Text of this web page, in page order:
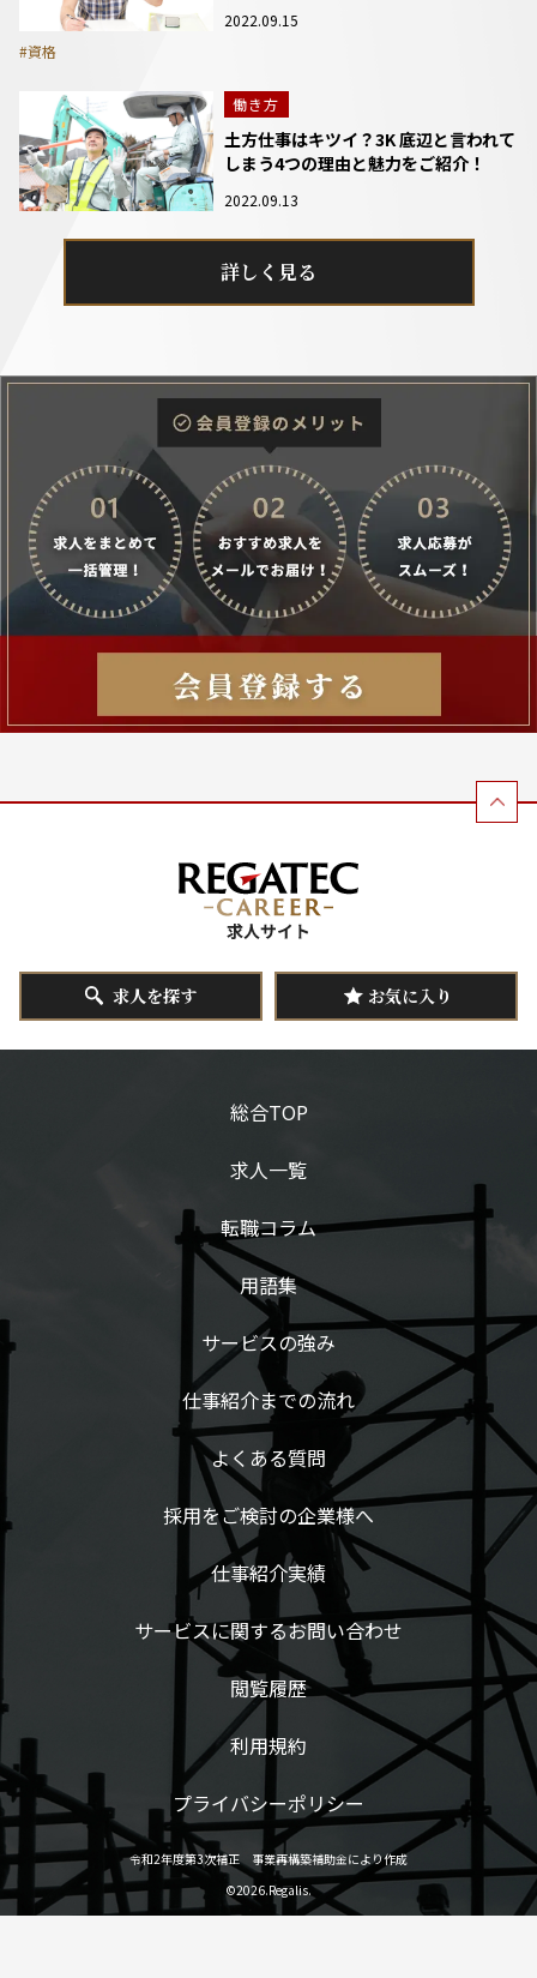
2022.09.15
#資格
働き方
土方仕事はキツイ？3K 底辺と言われて
しまう4つの理由と魅力をご紹介！
2022.09.13
詳しく見る
求人を探す お気に入り
総合TOP
求人一覧
転職コラム
用語集
サービスの強み
仕事紹介までの流れ
よくある質問
採用をご検討の企業様へ
仕事紹介実績
サービスに関するお問い合わせ
閲覧履歴
利用規約
プライバシーポリシー
令和2年度第3次補正 事業再構築補助金により作成
©2026.Regalis.